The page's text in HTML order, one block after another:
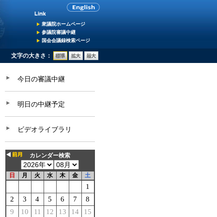
衆議院ホームページ
参議院審議中継
国会会議録検索ページ
文字の大きさ：
今日の審議中継
明日の中継予定
ビデオライブラリ
カレンダー検索
日 月 火 水 木 金 土
1
2
3 4 5 6 7
8
9
10 11 12 13 14
15